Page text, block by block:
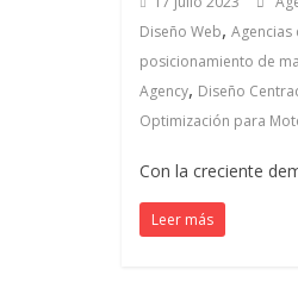
en
|
Diseño Web, Agencias
posicionamiento de
Agency, Diseño
Optimización para
Con la creciente
Leer más